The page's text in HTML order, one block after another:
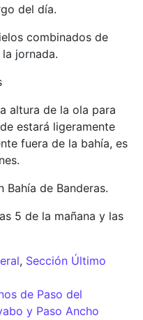
del día.
combinados de
jornada.
altura de la ola para
estará ligeramente
fuera de la bahía, es
de Banderas.
5 de la mañana y las
, Sección Último
entradas
de Paso del
y Paso Ancho